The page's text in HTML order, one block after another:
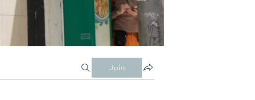
Join